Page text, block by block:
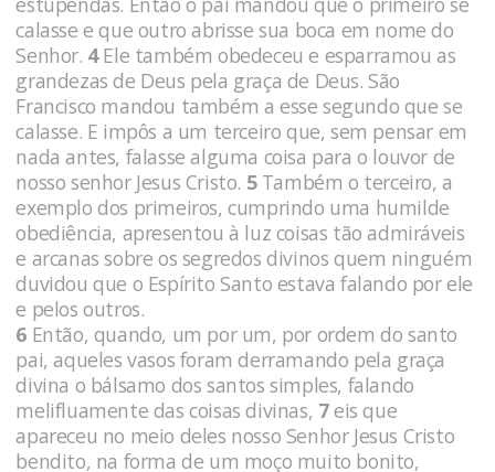
calasse e que outro abrisse sua boca em nome do
Senhor. 4Ele também obedeceu e esparramou as
grandezas de Deus pela graça de Deus. São
Francisco mandou também a esse segundo que se
calasse. E impôs a um terceiro que, sem pensar em
nada antes, falasse alguma coisa para o louvor de
nosso senhor Jesus Cristo. 5 Também o terceiro, a
exemplo dos primeiros, cumprindo uma humilde
obediência, apresentou à luz coisas tão admiráveis
e arcanas sobre os segredos divinos quem ninguém
duvidou que o Espírito Santo estava falando por ele
e pelos outros.
6 Então, quando, um por um, por ordem do santo
pai, aqueles vasos foram derramando pela graça
divina o bálsamo dos santos simples, falando
melifluamente das coisas divinas, 7eis que
apareceu no meio deles nosso Senhor Jesus Cristo
bendito, na forma de um moço muito bonito,